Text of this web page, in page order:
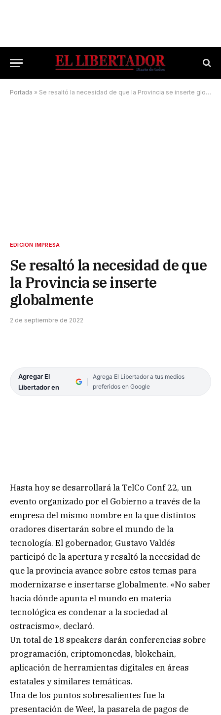
Portada » Se resaltó la necesidad de que la Provincia se inserte globalmente
EDICIÓN IMPRESA
Se resaltó la necesidad de que
la Provincia se inserte
globalmente
2 de septiembre de 2022
Agregar El
Libertador en
Agrega El Libertador a tus medios
preferidos en Google
Hasta hoy se desarrollará la TelCo Conf 22, un
evento organizado por el Gobierno a través de la
empresa del mismo nombre en la que distintos
oradores disertarán sobre el mundo de la
tecnología. El gobernador, Gustavo Valdés
participó de la apertura y resaltó la necesidad de
que la provincia avance sobre estos temas para
modernizarse e insertarse globalmente. «No saber
hacia dónde apunta el mundo en materia
tecnológica es condenar a la sociedad al
ostracismo», declaró.
Un total de 18 speakers darán conferencias sobre
programación, criptomonedas, blokchain,
aplicación de herramientas digitales en áreas
estatales y similares temáticas.
Una de los puntos sobresalientes fue la
presentación de Wee!, la pasarela de pagos de